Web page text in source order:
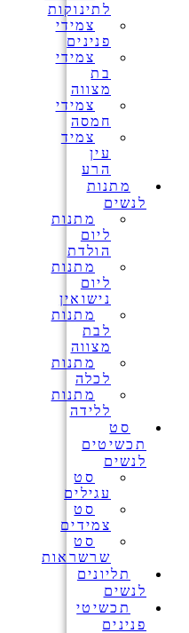
לתינוקות
צמידי
פנינים
צמידי
בת
מצווה
צמידי
חמסה
צמיד
עין
הרע
מתנות
לנשים
מתנות
ליום
הולדת
מתנות
ליום
נישואין
מתנות
לבת
מצווה
מתנות
לכלה
מתנות
ללידה
סט
תכשיטים
לנשים
סט
עגילים
סט
צמידים
סט
שרשראות
תליונים
לנשים
תכשיטי
פנינים